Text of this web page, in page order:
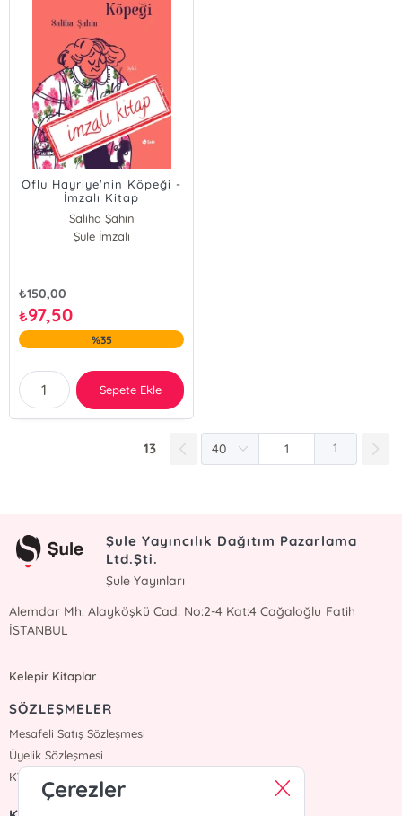
Oflu Hayriye'nin Köpeği -
İmzalı Kitap
Saliha Şahin
Şule İmzalı
₺150,00
₺97,50
%35
Sepete Ekle
13 1
Şule Yayıncılık Dağıtım Pazarlama
Ltd.Şti.
Şule Yayınları
Alemdar Mh. Alayköşkü Cad. No:2-4 Kat:4 Cağaloğlu Fatih
İSTANBUL
Kelepir Kitaplar
SÖZLEŞMELER
Mesafeli Satış Sözleşmesi
Üyelik Sözleşmesi
KVKK Sözleşmesi
Çerezler